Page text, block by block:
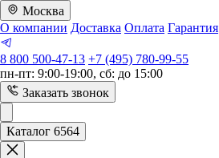
Москва
О компании Доставка Оплата Гарантия
8 800 500-47-13 +7 (495) 780-99-55
пн-пт: 9:00-19:00, сб: до 15:00
Заказать звонок
Каталог 6564